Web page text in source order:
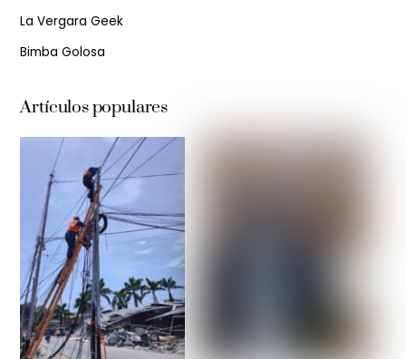
La Vergara Geek
Bimba Golosa
Artículos populares